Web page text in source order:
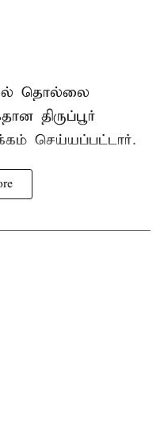
தொல்லை
திருப்பூர்
செய்யப்பட்டார்.